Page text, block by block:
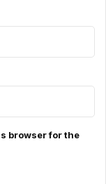
browser for the